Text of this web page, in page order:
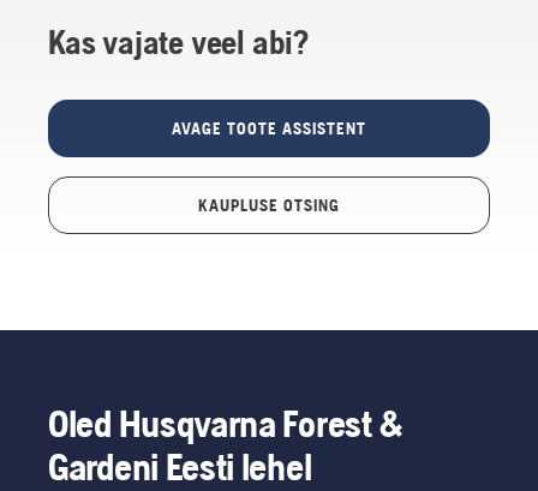
Kas vajate veel abi?
AVAGE TOOTE ASSISTENT
KAUPLUSE OTSING
Oled Husqvarna Forest &
Gardeni Eesti lehel